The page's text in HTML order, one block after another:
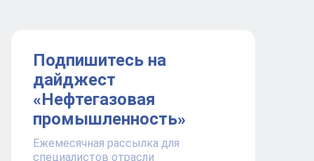
Подпишитесь на
дайджест
«Нефтегазовая
промышленность»
Ежемесячная рассылка для
специалистов отрасли